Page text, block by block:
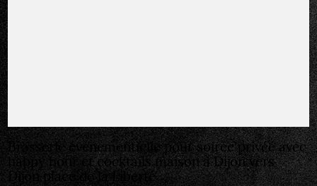
Brasserie événementielle pour soirée privée avec
happy hour et cocktails maison à Dijon vers
Dijon place de la Liberté